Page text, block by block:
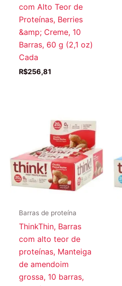
com Alto Teor de
Proteínas, Berries
&amp; Creme, 10
Barras, 60 g (2,1 oz)
Cada
R$256,81
Barras de proteína
ThinkThin, Barras
com alto teor de
proteínas, Manteiga
de amendoim
grossa, 10 barras,